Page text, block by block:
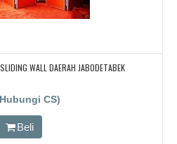
WALL DAERAH JABODETABEK
CS)
Beli